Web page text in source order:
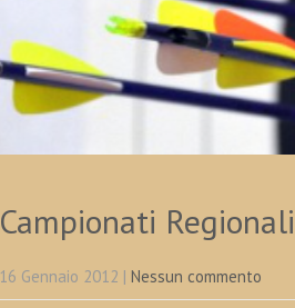
Campionati
16 Gennaio 2012 | Nessun commento